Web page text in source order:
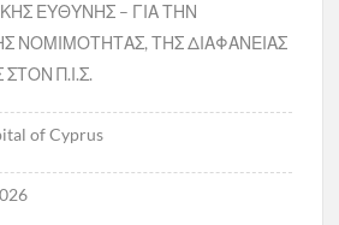
ΕΥΘΥΝΗΣ – ΓΙΑ ΤΗΝ
ΝΟΜΙΜΟΤΗΤΑΣ, ΤΗΣ ΔΙΑΦΑΝΕΙΑΣ
Π.Ι.Σ.
of Cyprus